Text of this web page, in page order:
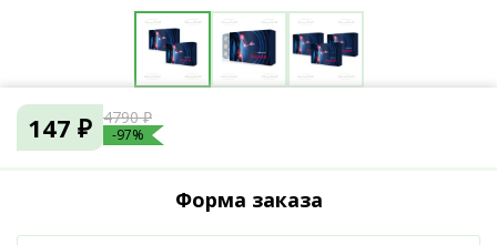
147 ₽ 4790 ₽
-97%
Форма заказа